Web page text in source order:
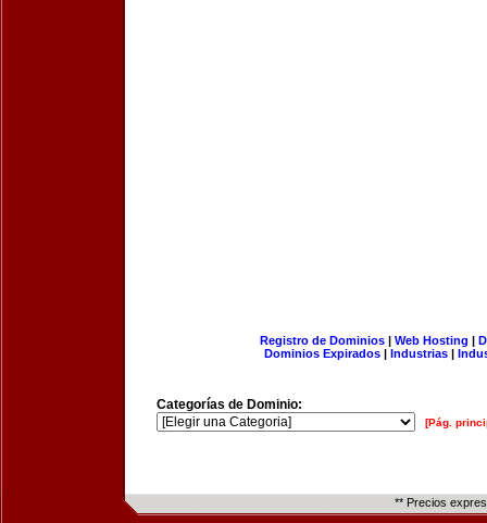
Registro de Dominios| Web Hosting |
Dominios Expirados | Industrias |
Categorías de Dominio:
[Pág.
** Precios